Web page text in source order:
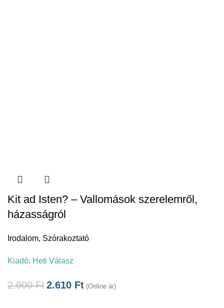
Kit ad Isten? – Vallomások szerelemről,
házasságról
Irodalom, Szórakoztató
Kiadó: Heti Válasz
2.900Ft2.610 Ft (Online ár)